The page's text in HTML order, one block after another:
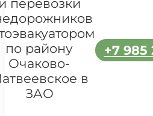
перевозки
по району
Очаково-
в
ЗАО
+7 985